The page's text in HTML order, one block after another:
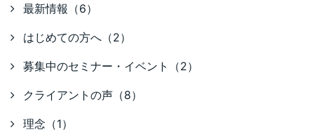
最新情報（6）
はじめての方へ（2）
募集中のセミナー・イベント（2）
クライアントの声（8）
理念（1）